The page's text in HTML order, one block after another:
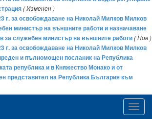
( Изменен )
г. за освобождаване на Николай Милков Милков
министър на външните работи и назначаване
за служебен министър на външните работи( Нов )
г. за освобождаване на Николай Милков Милков
и пълномощен посланик на Република
република и в Княжество Монако и от
представител на Република България към
г. за назначаване на Николай Милков Милков за